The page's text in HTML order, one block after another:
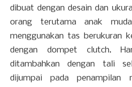
dibuat dengan desain dan
orang terutama anak
menggunakan tas berukuran
dengan dompet clutch.
ditambahkan dengan tali
dijumpai pada penampilan